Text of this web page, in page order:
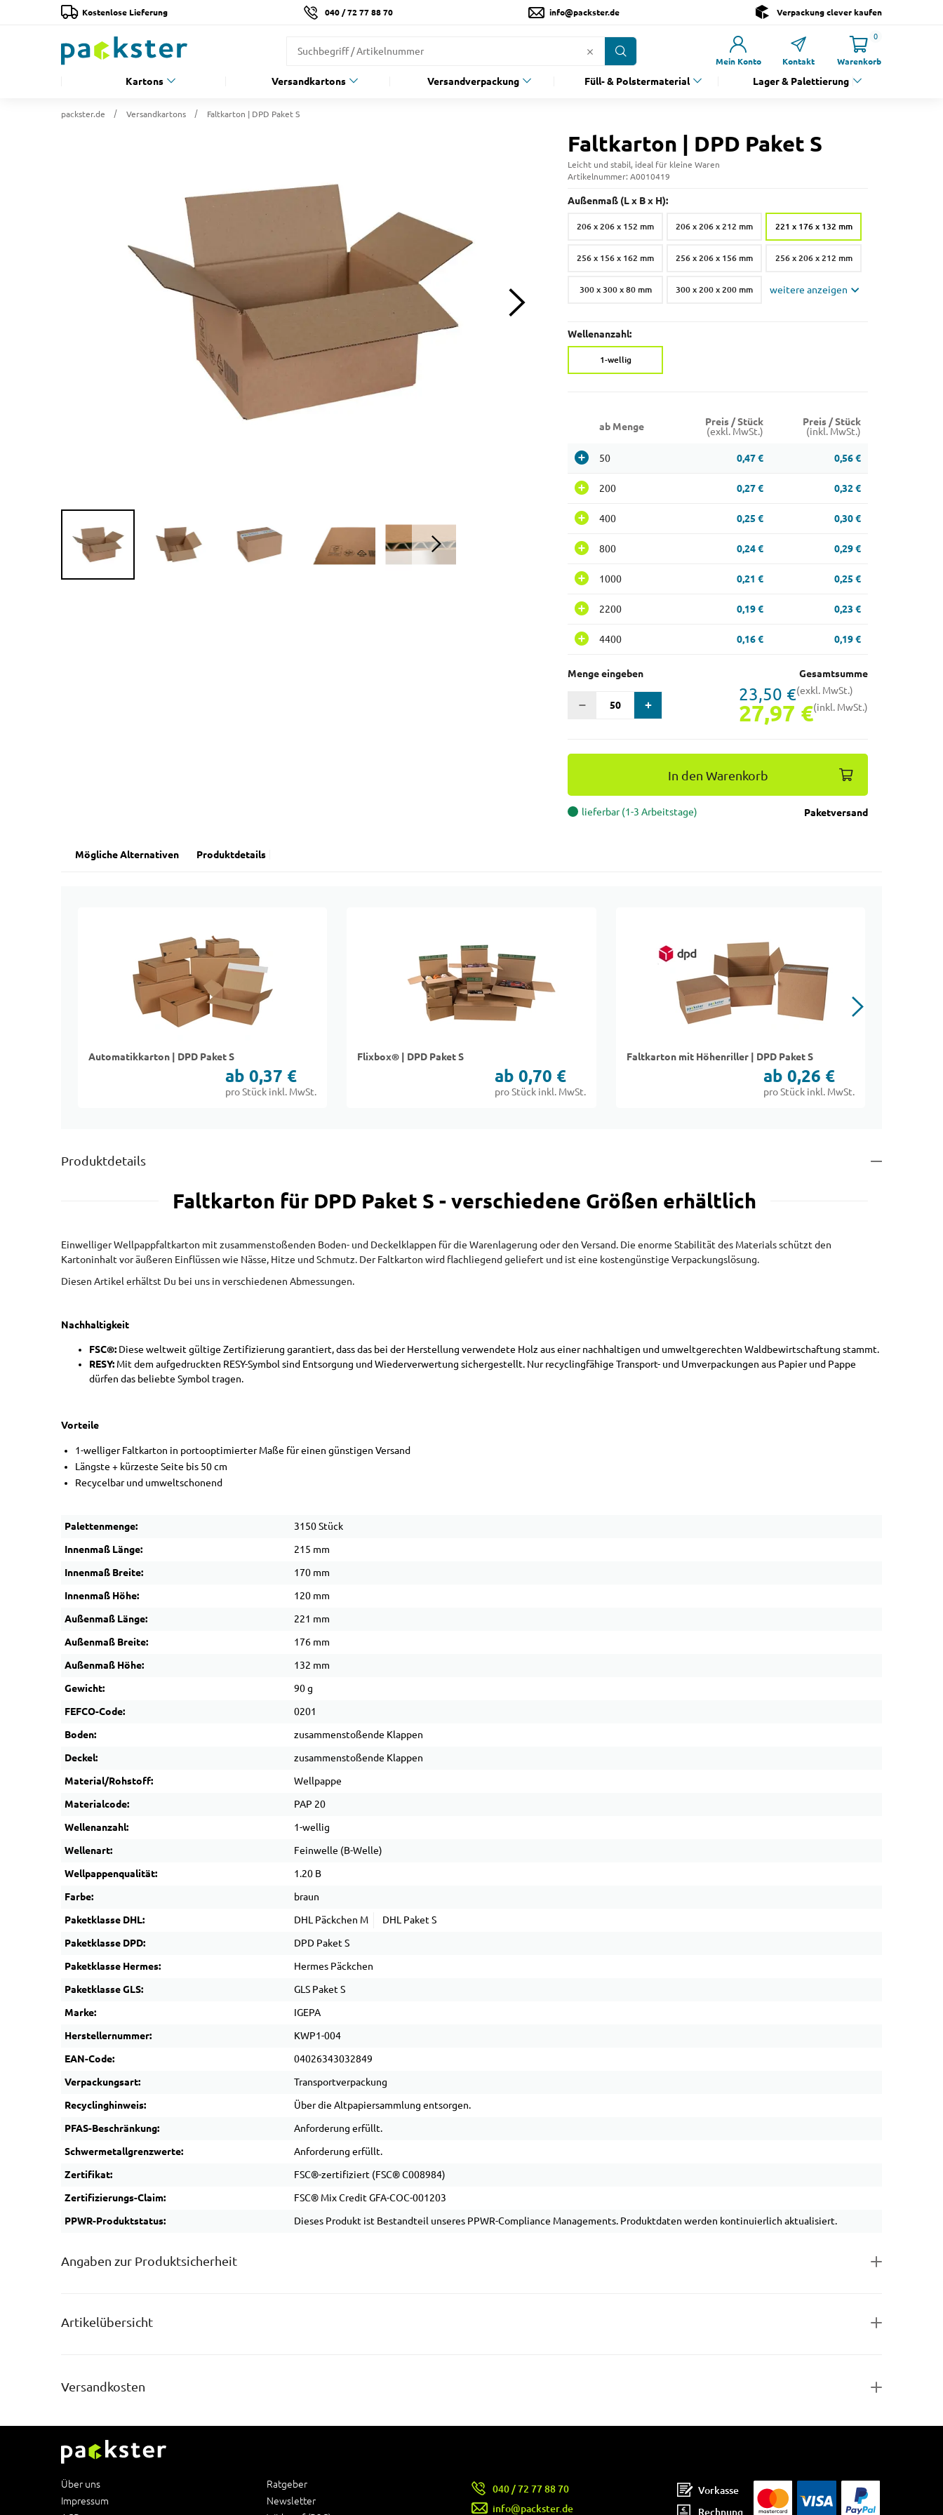
Kostenlose Lieferung 040 / 72 77 88 70 info@packster.de Verpackung clever kaufen
Mein Konto Kontakt
0
Warenkorb
Kartons Versandkartons Versandverpackung Füll- & Polstermaterial Lager & Palettierung
packster.de Versandkartons Faltkarton | DPD Paket S
Faltkarton | DPD Paket S
Leicht und stabil, ideal für kleine Waren
Artikelnummer: A0010419
Außenmaß (L x B x H):
206 x 206 x 152 mm 206 x 206 x 212 mm 221 x 176 x 132 mm
256 x 156 x 162 mm 256 x 206 x 156 mm 256 x 206 x 212 mm
300 x 300 x 80 mm 300 x 200 x 200 mm weitere anzeigen
Wellenanzahl:
1-wellig
ab Menge
Preis / Stück
(exkl. MwSt.)
Preis / Stück
(inkl. MwSt.)
50 0,47 € 0,56 €
200 0,27 € 0,32 €
400 0,25 € 0,30 €
800 0,24 € 0,29 €
1000 0,21 € 0,25 €
2200 0,19 € 0,23 €
4400 0,16 € 0,19 €
Menge eingeben Gesamtsumme
23,50 €(exkl. MwSt.)
27,97 €(inkl. MwSt.)
In den Warenkorb
lieferbar (1-3 Arbeitstage) Paketversand
Mögliche Alternativen Produktdetails
Automatikkarton | DPD Paket S
ab 0,37 €
pro Stück inkl. MwSt.
Flixbox® | DPD Paket S
ab 0,70 €
pro Stück inkl. MwSt.
Faltkarton mit Höhenriller | DPD Paket S
ab 0,26 €
pro Stück inkl. MwSt.
Produktdetails
Faltkarton für DPD Paket S - verschiedene Größen erhältlich
Einwelliger Wellpappfaltkarton mit zusammenstoßenden Boden- und Deckelklappen für die Warenlagerung oder den Versand. Die enorme Stabilität des Materials schützt den
Kartoninhalt vor äußeren Einflüssen wie Nässe, Hitze und Schmutz. Der Faltkarton wird flachliegend geliefert und ist eine kostengünstige Verpackungslösung.
Diesen Artikel erhältst Du bei uns in verschiedenen Abmessungen.
Nachhaltigkeit
FSC®: Diese weltweit gültige Zertifizierung garantiert, dass das bei der Herstellung verwendete Holz aus einer nachhaltigen und umweltgerechten Waldbewirtschaftung stammt.
RESY: Mit dem aufgedruckten RESY-Symbol sind Entsorgung und Wiederverwertung sichergestellt. Nur recyclingfähige Transport- und Umverpackungen aus Papier und Pappe
dürfen das beliebte Symbol tragen.
Vorteile
1-welliger Faltkarton in portooptimierter Maße für einen günstigen Versand
Längste + kürzeste Seite bis 50 cm
Recycelbar und umweltschonend
Palettenmenge: 3150 Stück
Innenmaß Länge: 215 mm
Innenmaß Breite: 170 mm
Innenmaß Höhe: 120 mm
Außenmaß Länge: 221 mm
Außenmaß Breite: 176 mm
Außenmaß Höhe: 132 mm
Gewicht: 90 g
FEFCO-Code: 0201
Boden: zusammenstoßende Klappen
Deckel: zusammenstoßende Klappen
Material/Rohstoff: Wellpappe
Materialcode: PAP 20
Wellenanzahl: 1-wellig
Wellenart: Feinwelle (B-Welle)
Wellpappenqualität: 1.20 B
Farbe: braun
Paketklasse DHL: DHL Päckchen M DHL Paket S
Paketklasse DPD: DPD Paket S
Paketklasse Hermes: Hermes Päckchen
Paketklasse GLS: GLS Paket S
Marke: IGEPA
Herstellernummer: KWP1-004
EAN-Code: 04026343032849
Verpackungsart: Transportverpackung
Recyclinghinweis: Über die Altpapiersammlung entsorgen.
PFAS-Beschränkung: Anforderung erfüllt.
Schwermetallgrenzwerte: Anforderung erfüllt.
Zertifikat: FSC®-zertifiziert (FSC® C008984)
Zertifizierungs-Claim: FSC® Mix Credit GFA-COC-001203
PPWR-Produktstatus: Dieses Produkt ist Bestandteil unseres PPWR-Compliance Managements. Produktdaten werden kontinuierlich aktualisiert.
Angaben zur Produktsicherheit
Artikelübersicht
Versandkosten
Über uns
Impressum
Ratgeber
Newsletter
040 / 72 77 88 70
info@packster.de
Vorkasse
Rechnung